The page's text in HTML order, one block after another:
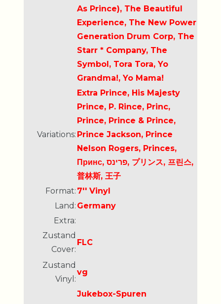
As Prince), The Beautiful
Experience, The New Power
Generation Drum Corp, The
Starr * Company, The
Symbol, Tora Tora, Yo
Grandma!, Yo Mama!
Variations:
Extra Prince, His Majesty
Prince, P. Rince, Princ,
Prince, Prince & Prince,
Prince Jackson, Prince
Nelson Rogers, Princes,
Принс, פרינס, プリンス, 프린스,
普林斯, 王子
Format: 7'' Vinyl
Land: Germany
Extra:
Zustand
Cover:
FLC
Zustand
Vinyl:
vg
Jukebox-Spuren